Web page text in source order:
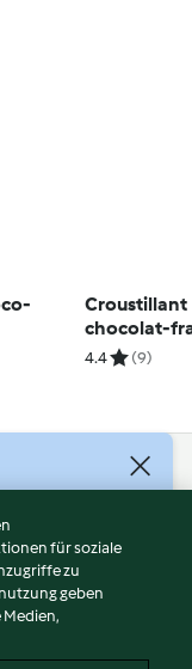
Croustillant
chocolat-
4.4 (9)
für soziale
zu
geben